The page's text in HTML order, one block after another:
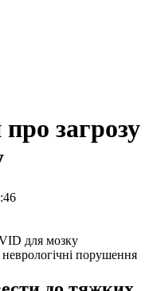
загрозу
порушення